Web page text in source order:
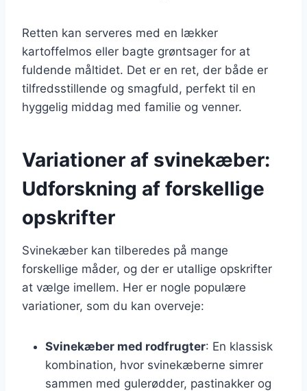
Retten kan serveres med en lækker
kartoffelmos eller bagte grøntsager for at
fuldende måltidet. Det er en ret, der både er
tilfredsstillende og smagfuld, perfekt til en
hyggelig middag med familie og venner.
Variationer af svinekæber:
Udforskning af forskellige
opskrifter
Svinekæber kan tilberedes på mange
forskellige måder, og der er utallige opskrifter
at vælge imellem. Her er nogle populære
variationer, som du kan overveje:
Svinekæber med rodfrugter: En klassisk
kombination, hvor svinekæberne simrer
sammen med gulerødder, pastinakker og